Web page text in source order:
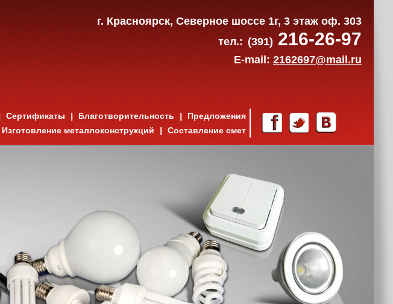
г. Красноярск, Северное шоссе 1г, 3 этаж оф. 303
тел.: (391)216-26-97
E-mail: 2162697@mail.ru
Сертификаты Благотворительность
Предложения
Изготовление металлоконструкций Составление смет